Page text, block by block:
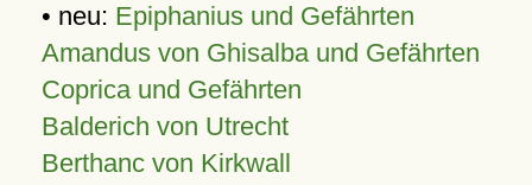
• neu: Epiphanius und Gefährten
Amandus von Ghisalba und Gefährten
Coprica und Gefährten
Balderich von Utrecht
Berthanc von Kirkwall